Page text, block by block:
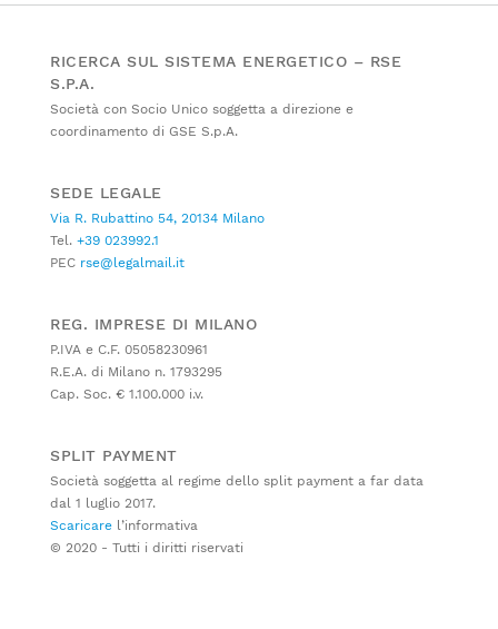
RICERCA SUL SISTEMA ENERGETICO – RSE
S.P.A.
Società con Socio Unico soggetta a direzione e
coordinamento di GSE S.p.A.
SEDE LEGALE
Via R. Rubattino 54, 20134 Milano
Tel. +39 023992.1
PEC rse@legalmail.it
REG. IMPRESE DI MILANO
P.IVA e C.F. 05058230961
R.E.A. di Milano n. 1793295
Cap. Soc. € 1.100.000 i.v.
SPLIT PAYMENT
Società soggetta al regime dello split payment a far data
dal 1 luglio 2017.
Scaricare l’informativa
© 2020 - Tutti i diritti riservati